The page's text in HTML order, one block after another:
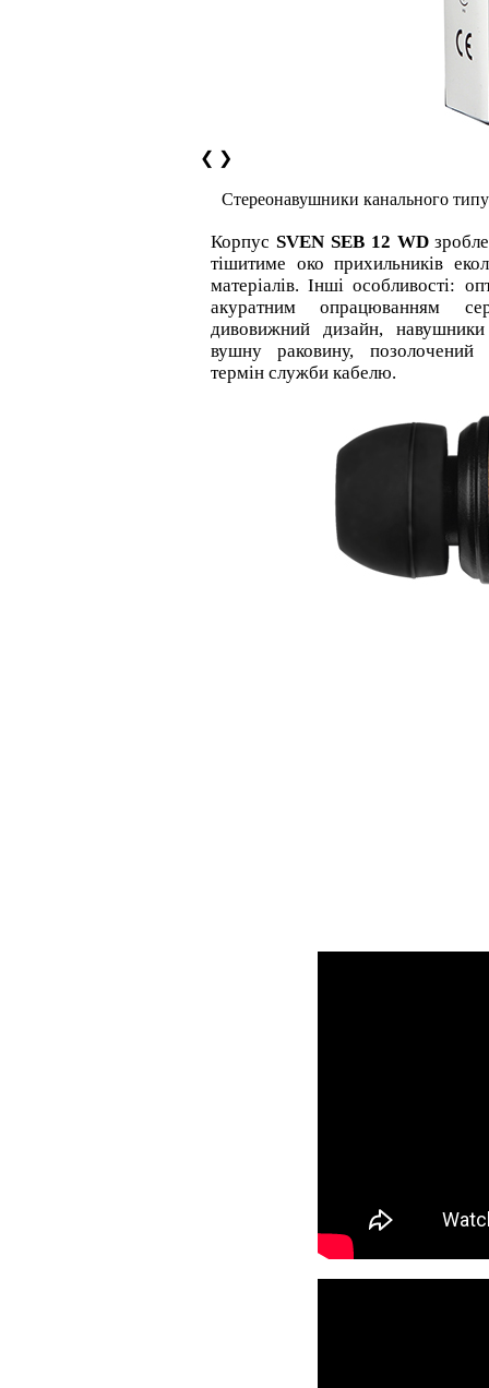
❮ ❯
Стереонавушники канального
Корпус SVEN SEB 12 WD
тішитиме око прихильників
матеріалів. Інші особливості:
акуратним опрацюванням
дивовижний дизайн,
вушну раковину, позолочений
термін служби кабелю.